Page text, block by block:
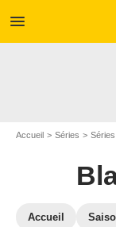
menu
Accueil Séries
Accueil